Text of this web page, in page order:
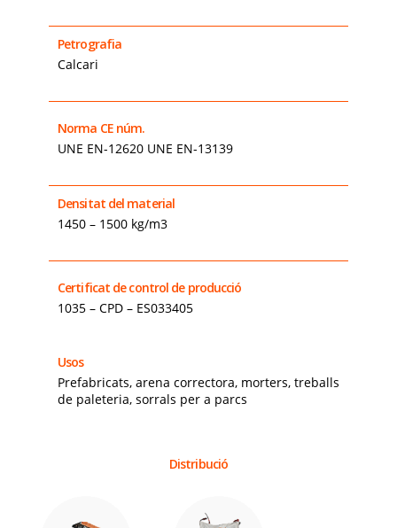
Petrografia
Calcari
Norma CE núm.
UNE EN-12620 UNE EN-13139
Densitat del material
1450 – 1500 kg/m3
Certificat de control de producció
1035 – CPD – ES033405
Usos
Prefabricats, arena correctora, morters, treballs
de paleteria, sorrals per a parcs
Distribució